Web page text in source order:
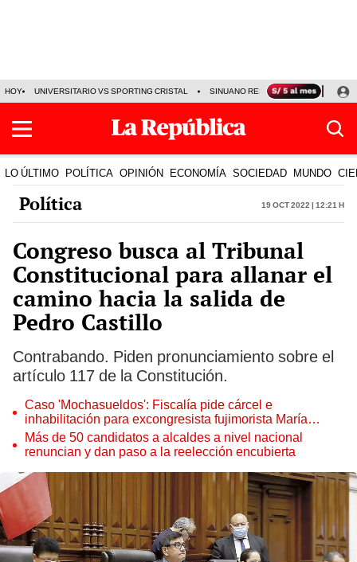
HOY UNIVERSITARIO VS SPORTING CRISTAL SINUANO RESULTADOS HOY
LO ÚLTIMO POLÍTICA OPINIÓN ECONOMÍA SOCIEDAD MUNDO
Política 19 Oct 2022 | 12:21 h
Congreso busca al Tribunal
Constitucional para allanar el
camino hacia la salida de
Pedro Castillo
Contrabando. Piden pronunciamiento sobre el
artículo 117 de la Constitución.
Caso 'Mochasueldos': Fiscalía pide cárcel e
inhabilitación para excongresista fujimorista María
Cordero Jon Tay
Más de 50 candidatos a alcaldes a nivel nacional
renuncian y dan paso a la reelección encubierta